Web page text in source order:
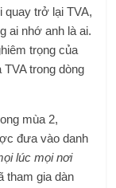
quay trở lại TVA,
ai nhớ anh là ai.
trọng của
trong dòng
mùa 2,
đưa vào danh
lúc mọi nơi
tham gia dàn